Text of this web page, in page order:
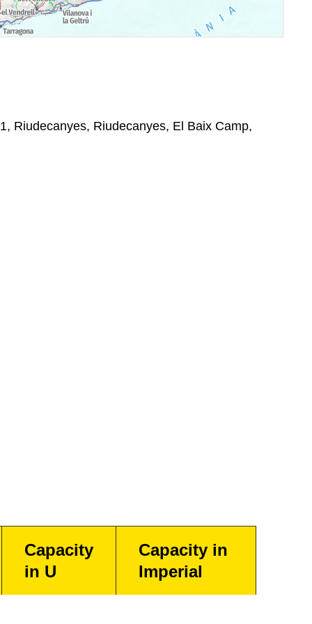
Riudecanyes, Riudecanyes, El Baix Camp,
Capacity
in U
Capacity in
Imperial